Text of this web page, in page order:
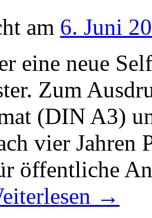
am 6. Juni
eine neue
Zum
(DIN A3)
vier Jahren
öffentliche
→